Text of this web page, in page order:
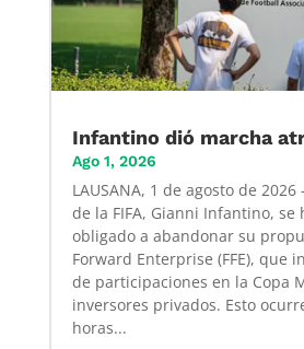
Infantino dió marcha
Ago 1, 2026
LAUSANA, 1 de agosto de
de la FIFA, Gianni Infantino, se
obligado a abandonar su
Forward Enterprise (FFE), que
de participaciones en la Copa
inversores privados. Esto
horas...